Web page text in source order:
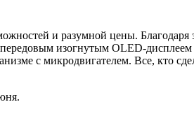
и разумной цены. Благодаря
изогнутым OLED-дисплеем
с микродвигателем. Все, кто